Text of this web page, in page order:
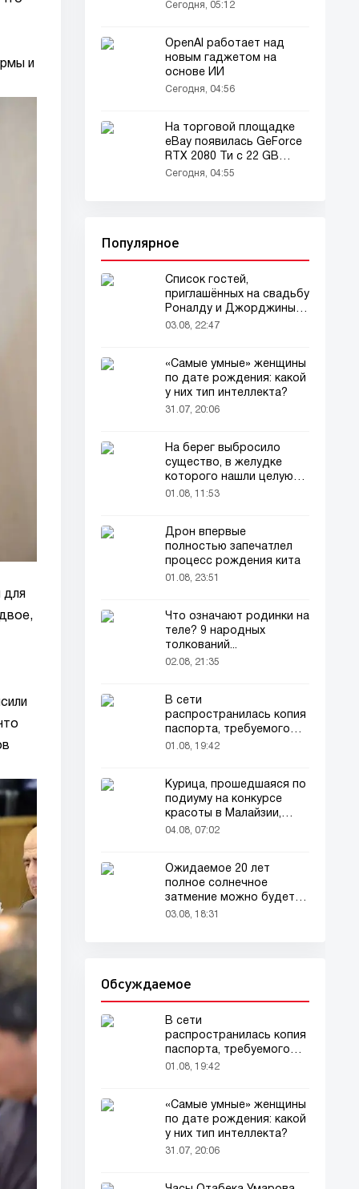
и
для
окружающим как
Сегодня, 05:12
OpenAI работает над
новым гаджетом на
основе ИИ
Сегодня, 04:56
На торговой площадке
eBay появилась GeForce
RTX 2080 Ти с 22 GB
памяти
Сегодня, 04:55
Популярное
Список гостей,
приглашённых на свадьбу
Роналду и Джорджины,
вызвал ажиотаж
03.08, 22:47
«Самые умные» женщины
по дате рождения: какой
у них тип интеллекта?
31.07, 20:06
На берег выбросило
существо, в желудке
которого нашли целую
добычу
01.08, 11:53
Дрон впервые
полностью запечатлел
процесс рождения кита
01.08, 23:51
Что означают родинки на
теле? 9 народных
толкований...
02.08, 21:35
В сети
распространилась копия
паспорта, требуемого
для домашних животных
01.08, 19:42
Курица, прошедшаяся по
подиуму на конкурсе
красоты в Малайзии,
привлекла внимание
04.08, 07:02
Ожидаемое 20 лет
полное солнечное
затмение можно будет
наблюдать в августе
03.08, 18:31
Обсуждаемое
В сети
распространилась копия
паспорта, требуемого
для домашних животных
01.08, 19:42
«Самые умные» женщины
по дате рождения: какой
у них тип интеллекта?
31.07, 20:06